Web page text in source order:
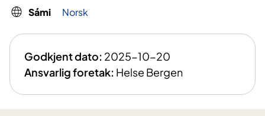
Sámi Norsk
Godkjent dato: 2025-10-20
Ansvarlig foretak: Helse Bergen